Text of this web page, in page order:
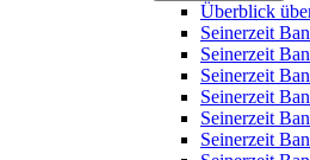
Überblick
Seinerzeit
Seinerzeit
Seinerzeit
Seinerzeit
Seinerzeit
Seinerzeit